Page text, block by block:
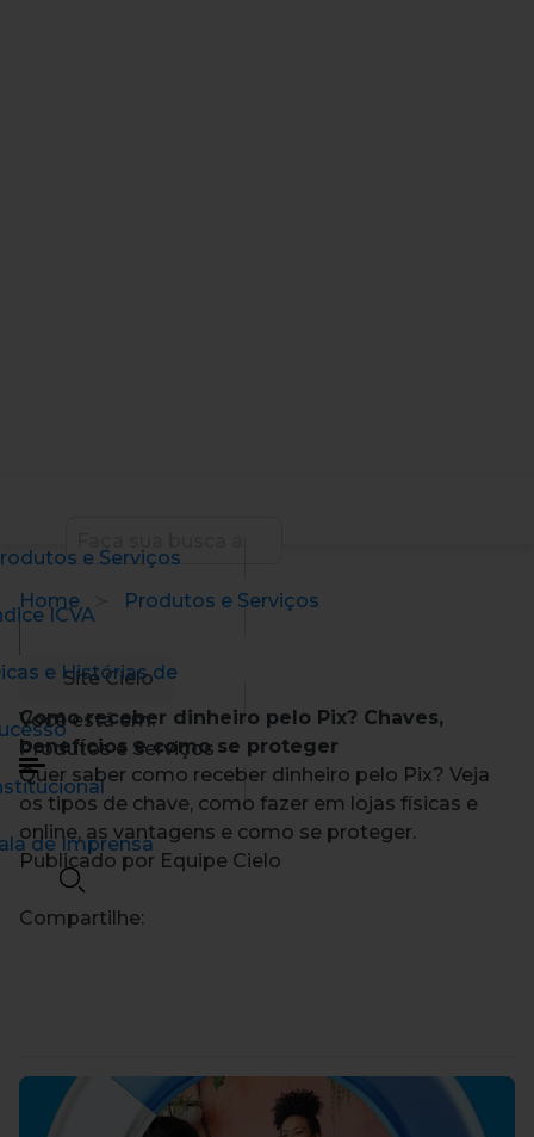
Site Cielo
e Serviços
ICVA
e Histórias de
de Imprensa
Home Produtos e Serviços
Você está em:
Produtos e Serviços
Como receber dinheiro pelo Pix? Chaves,
benefícios e como se proteger
Quer saber como receber dinheiro pelo Pix? Veja
os tipos de chave, como fazer em lojas físicas e
online, as vantagens e como se proteger.
Publicado por Equipe Cielo
Compartilhe: